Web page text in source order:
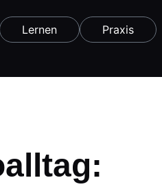
Lernen Praxis